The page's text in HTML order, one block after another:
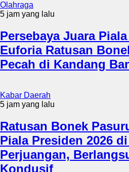
Olahraga
5 jam yang lalu
Persebaya Juara
Euforia Ratusan
Pecah di Kandang
Kabar Daerah
5 jam yang lalu
Ratusan Bonek
Piala Presiden 2026
Perjuangan,
Kondusif